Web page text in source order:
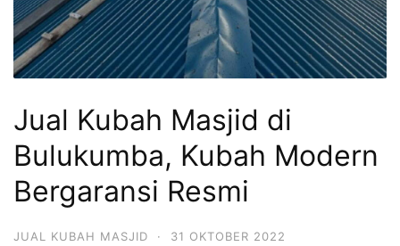
Jual Kubah Masjid di
Bulukumba, Kubah Modern
Bergaransi Resmi
JUAL KUBAH MASJID · 31 OKTOBER 2022